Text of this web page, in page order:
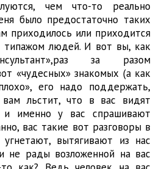
чем что-то реально
было предостаточно таких
приходилось или приходится
людей. И вот вы, как
за разом
«чудесных» знакомых (а как
его надо поддержать,
льстит, что в вас видят
и именно у вас спрашивают
вас такие вот разговоры в
угнетают, вытягивают из нас
не рады возложенной на вас